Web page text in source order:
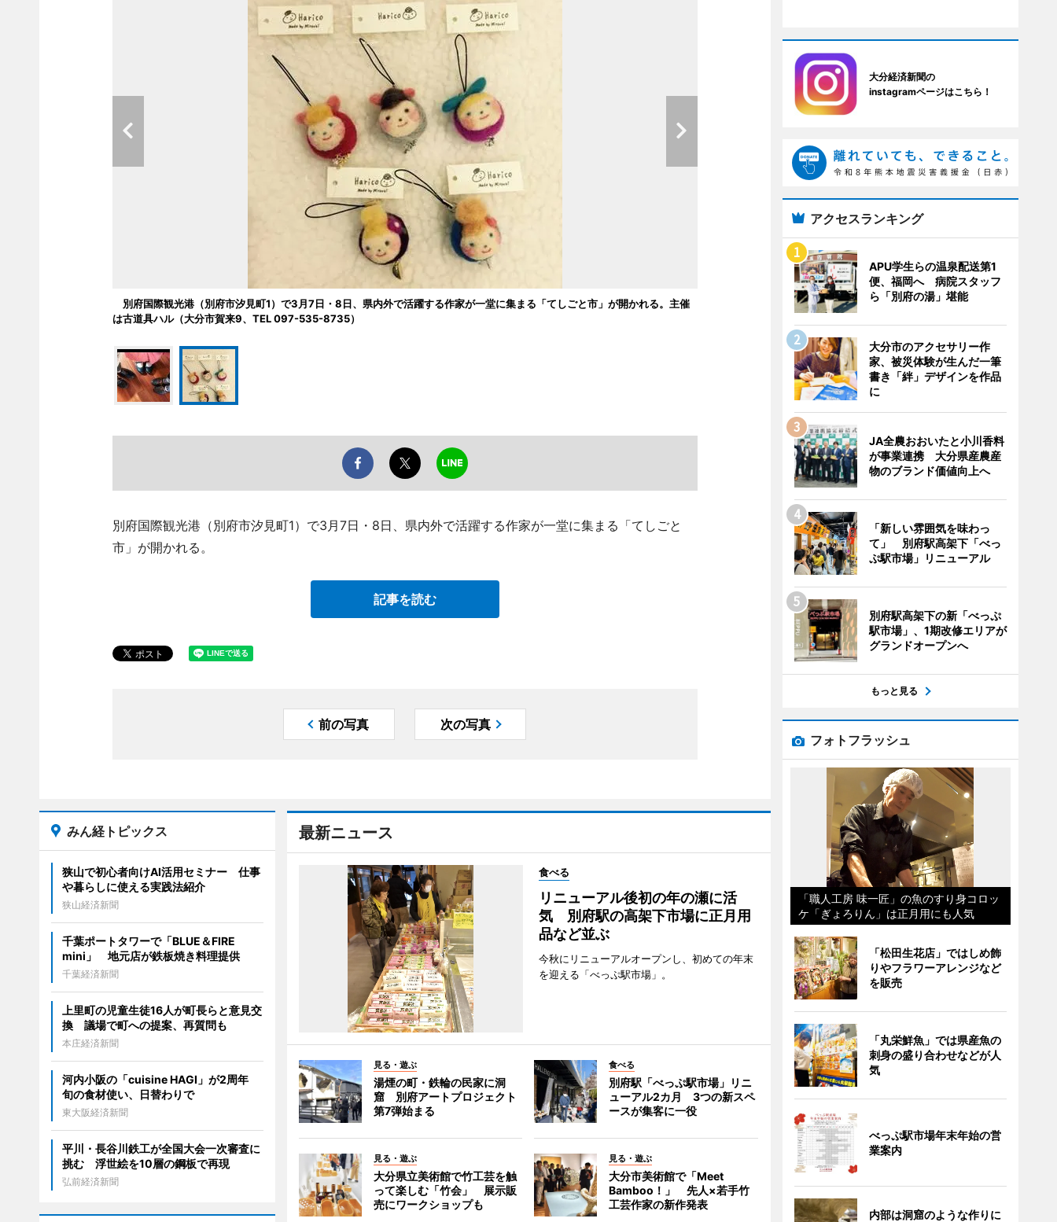
別府国際観光港（別府市汐見町1）で3月7日・8日、県内外で活躍する作家が一堂に集まる「てしごと市」が開かれる。主催
は古道具ハル（大分市賀来9、TEL 097-535-8735）
別府国際観光港（別府市汐見町1）で3月7日・8日、県内外で活躍する作家が一堂に集まる「てしごと
市」が開かれる。
記事を読む
前の写真 次の写真
最新ニュース
食べる
リニューアル後初の年の瀬に活
気 別府駅の高架下市場に正月用
品など並ぶ
今秋にリニューアルオープンし、初めての年末
を迎える「べっぷ駅市場」。
見る・遊ぶ
湯煙の町・鉄輪の民家に洞
窟 別府アートプロジェクト
第7弾始まる
食べる
別府駅「べっぷ駅市場」リニ
ューアル2カ月 3つの新スペ
ースが集客に一役
見る・遊ぶ
大分県立美術館で竹工芸を触
って楽しむ「竹会」 展示販
売にワークショップも
見る・遊ぶ
大分市美術館で「Meet
Bamboo！」 先人×若手竹
工芸作家の新作発表
みん経トピックス
狭山で初心者向けAI活用セミナー 仕事
や暮らしに使える実践法紹介
狭山経済新聞
千葉ポートタワーで「BLUE＆FIRE
mini」 地元店が鉄板焼き料理提供
千葉経済新聞
上里町の児童生徒16人が町長らと意見交
換 議場で町への提案、再質問も
本庄経済新聞
河内小阪の「cuisine HAGI」が2周年
旬の食材使い、日替わりで
東大阪経済新聞
平川・長谷川鉄工が全国大会一次審査に
挑む 浮世絵を10層の鋼板で再現
弘前経済新聞
大分経済新聞の
instagramページはこちら！
アクセスランキング
APU学生らの温泉配送第1
便、福岡へ 病院スタッフ
ら「別府の湯」堪能
大分市のアクセサリー作
家、被災体験が生んだ一筆
書き「絆」デザインを作品
に
JA全農おおいたと小川香料
が事業連携 大分県産農産
物のブランド価値向上へ
「新しい雰囲気を味わっ
て」 別府駅高架下「べっ
ぷ駅市場」リニューアル
別府駅高架下の新「べっぷ
駅市場」、1期改修エリアが
グランドオープンへ
もっと見る
フォトフラッシュ
「職人工房 味一匠」の魚のすり身コロッ
ケ「ぎょろりん」は正月用にも人気
「松田生花店」ではしめ飾
りやフラワーアレンジなど
を販売
「丸栄鮮魚」では県産魚の
刺身の盛り合わせなどが人
気
べっぷ駅市場年末年始の営
業案内
内部は洞窟のような作りに